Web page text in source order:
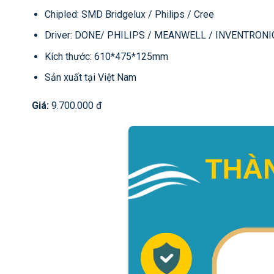
Chipled: SMD Bridgelux / Philips / Cree
Driver: DONE/ PHILIPS / MEANWELL /
Kích thước: 610*475*125mm
Sản xuất tại Việt Nam
Giá: 9.700.000 đ